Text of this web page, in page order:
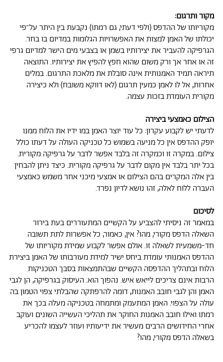
מקור ותרגום:
מקוריותו של ההדפס (ולפי דעתי, גם רמתו) נקבעת בין היתר על־פי
יכולתו של האמן למצות את האפשרויות הגלומות במדיום בו בחר.
הגרפיקה להעביר את יצירותיו בשמן או בצבעי מים הישר למדיום גרפי
זה או אחר אך ורק משום שהוא חפץ להפיץ את יצירותיו. התוצאה
תיראה תמיד האמנותית אינה סובלת את מלאכת התרגום. במלים
אחרות, אל לו לאמן כמעין תרגום (לאו דווקא משובח) ולא כיצירה
מקורית העומדת בזכות עצמה.
הצילום כאמצעי ביצירה
לדעתי יש לקבוע עקרון: כל עוד יוצר האמן במו ידיו את הלוח ממנו
יופק ההדפס אין כל מניעה בשמוש כל טכניקה העולה על דעתו כולל
צילום. במקרה זו וכמקרה זה בלבד אפשר לדבר על גרפיקה מקורית.
בכל יתר בלבד אין מקום לדבר על גרפיקה מקורית. כיצד ניתן להבחין
בין אלה המקרים בהם הצילום או אמצעי מיכני אחר משמש כאמצעי
העברה ללוח לאלה, זהו נושא לדיון נפרד.
לסיכום
במאמר זה ניסיתי להצביע על הקשיים המתעוררים בעת בירור
השאלה הדפס מקורי, מהו? אין, כאמור, כל אפשרות לתת תשובה
חד-משמעית לשאלה זו. אולם אפשר לקבוע שמידת מקוריותו של
ההדפס האמנותי עומדת ביחס ישיר למידת מעורבותו של האמן ביצירת
הלוח ובתהליך ההדפסה הקשיים שבהתמצאות בסבך הטכניקות
הרבות אינם צריכים לייאש איש. נהפוך הוא. העיסוק בגרפיקה, הן לגבי
האמן והן לגבי חובב האמנות, דומה להרפתקה שהבלתי צפוי הטמון בה
עולה על הצפוי. האמן המתעמק ומתמחה בטכניקה מעלה בכך את
רמתו ואילו חובב האמנות החוקר את תהליכי העשייה השונים ועוקב
אחרי החידושים הרבים מעשיר את ידיעותיו ועוזר לעצמו להכריע
בשאלה הדפס מקורי, מהו?